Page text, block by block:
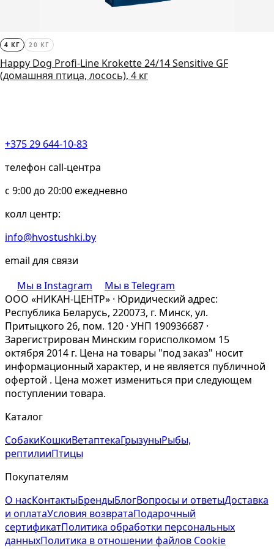
4 КГ 20 КГ
Happy Dog Profi-Line Krokette 24/14 Sensitive GF
(домашняя птица, лосось), 4 кг
+375 29 644-10-83
телефон call-центра
c 9:00 до 20:00 ежедневно
колл центр:
info@hvostushki.by
email для связи
Мы в Instagram
Мы в Telegram
ООО «НИКАН-ЦЕНТР» · Юридический адрес:
Республика Беларусь, 220073, г. Минск, ул.
Притыцкого 26, пом. 120 · УНП 190936687 ·
Зарегистрирован Минским горисполкомом 15
октября 2014 г. Цена на товары "под заказ" носит
информационный характер, и не является публичной
офертой . Цена может измениться при следующем
поступлении товара.
Каталог
СобакиКошкиВетаптекаГрызуныРыбы,
рептилииПтицы
Покупателям
О насКонтактыБрендыБлогВопросы и ответыДоставка
и оплатаУсловия возвратаПодарочный
сертификатПолитика обработки персональных
данныхПолитика в отношении файлов Cookie